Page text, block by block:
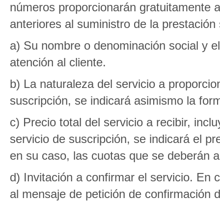
números proporcionarán gratuitamente
anteriores al suministro de la
a) Su nombre o denominación social y
atención al cliente.
b) La naturaleza del servicio a
suscripción, se indicará asimismo la
c) Precio total del servicio a recibir,
servicio de suscripción, se indicará el
en su caso, las cuotas que se deberán
d) Invitación a confirmar el servicio. En
al mensaje de petición de confirmación